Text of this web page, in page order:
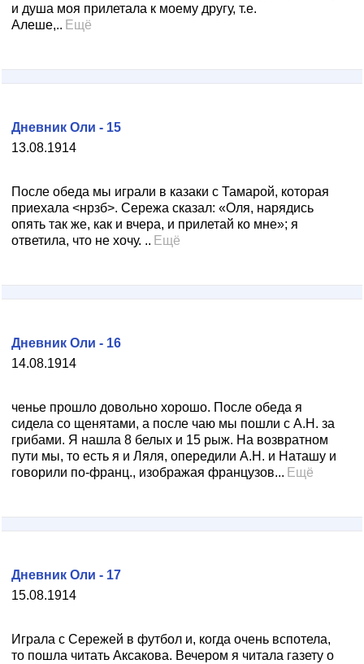
и душа моя прилетала к моему другу, т.е.
Алеше,.. Ещё
13.08.1914
Дневник Оли - 15
После обеда мы играли в казаки с Тамарой, которая
приехала <нрзб>. Сережа сказал: «Оля, нарядись
опять так же, как и вчера, и прилетай ко мне»; я
ответила, что не хочу. .. Ещё
14.08.1914
Дневник Оли - 16
ченье прошло довольно хорошо. После обеда я
сидела со щенятами, а после чаю мы пошли с А.Н. за
грибами. Я нашла 8 белых и 15 рыж. На возвратном
пути мы, то есть я и Ляля, опередили А.Н. и Наташу и
говорили по-франц., изображая французов... Ещё
15.08.1914
Дневник Оли - 17
Играла с Сережей в футбол и, когда очень вспотела,
то пошла читать Аксакова. Вечером я читала газету о